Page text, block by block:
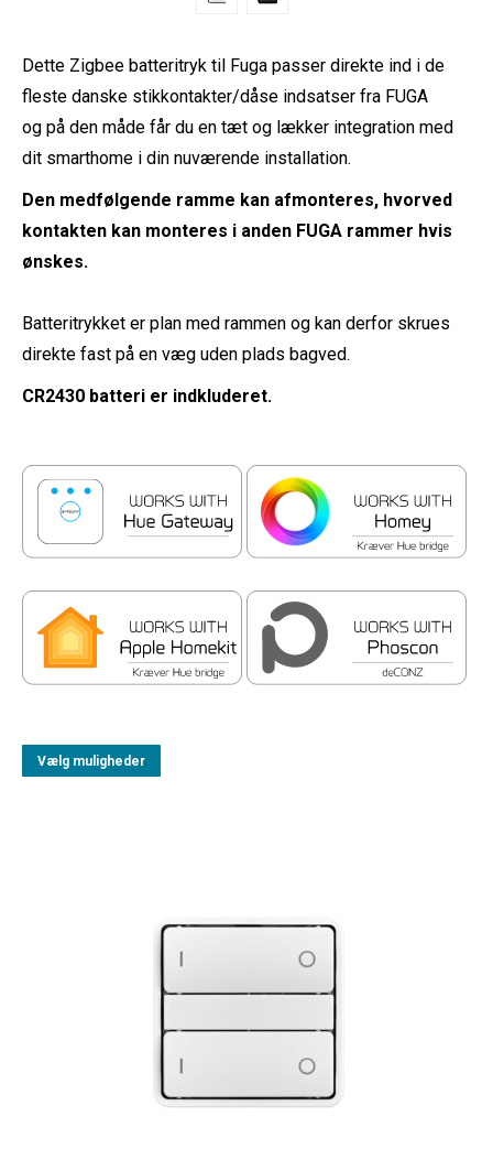
Dette Zigbee batteritryk til Fuga passer direkte ind i de
fleste danske stikkontakter/dåse indsatser fra FUGA
og på den måde får du en tæt og lækker integration med
dit smarthome i din nuværende installation.
Den medfølgende ramme kan afmonteres, hvorved
kontakten kan monteres i anden FUGA rammer hvis
ønskes.
Batteritrykket er plan med rammen og kan derfor skrues
direkte fast på en væg uden plads bagved.
CR2430 batteri er indkluderet.
Vælg muligheder